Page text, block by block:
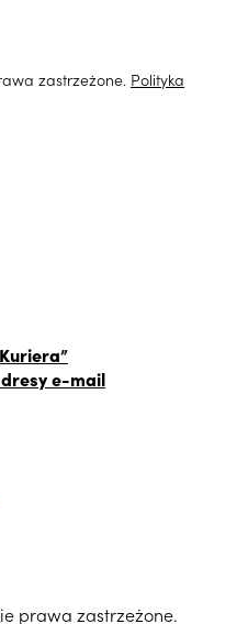
zastrzeżone. Polityka
e-mail
prawa zastrzeżone.